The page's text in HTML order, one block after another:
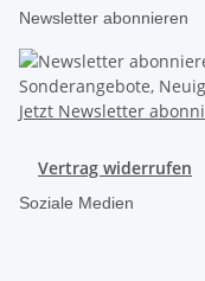
Newsletter abonnieren
Sonderangebote,
Jetzt Newsletter
Vertrag widerrufen
Soziale Medien